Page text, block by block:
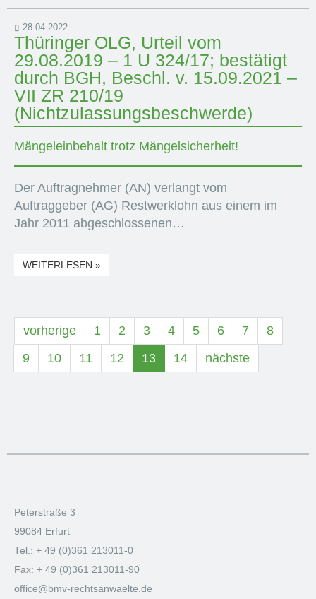
28.04.2022
Thüringer OLG, Urteil vom
29.08.2019 – 1 U 324/17; bestätigt
durch BGH, Beschl. v. 15.09.2021 –
VII ZR 210/19
(Nichtzulassungsbeschwerde)
Mängeleinbehalt trotz Mängelsicherheit!
Der Auftragnehmer (AN) verlangt vom
Auftraggeber (AG) Restwerklohn aus einem im
Jahr 2011 abgeschlossenen…
WEITERLESEN »
vorherige 1 2 3 4 5 6 7
8
9
10 11 12 13 14 nächste
Peterstraße 3
99084 Erfurt
Tel.: + 49 (0)361 213011-0
Fax: + 49 (0)361 213011-90
office@bmv-rechtsanwaelte.de